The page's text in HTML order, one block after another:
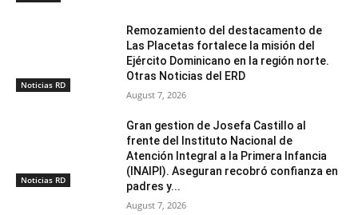
Noticias RD
Remozamiento del destacamento de
Las Placetas fortalece la misión del
Ejército Dominicano en la región norte.
Otras Noticias del ERD
August 7, 2026
Noticias RD
Gran gestion de Josefa Castillo al
frente del Instituto Nacional de
Atención Integral a la Primera Infancia
(INAIPI). Aseguran recobró confianza en
padres y...
August 7, 2026